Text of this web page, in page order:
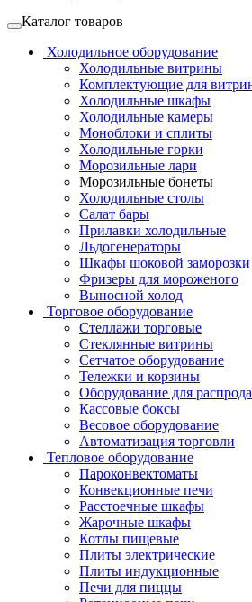
Каталог товаров
Холодильное оборудование
Холодильные витрины
Комплектующие для
Холодильные шкафы
Холодильные камеры
Моноблоки и сплиты
Холодильные горки
Морозильные лари
Морозильные бонеты
Холодильные столы
Салат бары
Прилавки холодильные
Льдогенераторы
Шкафы шоковой заморозки
Фризеры для мороженого
Выносной холод
Торговое оборудование
Стеллажи торговые
Стеклянные витрины
Сетчатое оборудование
Тележки и корзины
Оборудование для
Кассовые боксы
Весовое оборудование
Автоматизация торговли
Тепловое оборудование
Пароконвектоматы
Конвекционные печи
Расстоечные шкафы
Жарочные шкафы
Котлы пищевые
Плиты электрические
Плиты индукционные
Печи для пиццы